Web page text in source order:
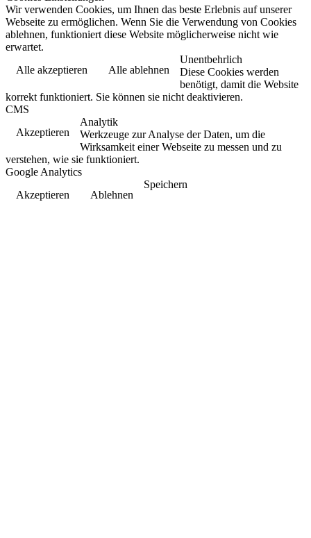
Wir verwenden Cookies, um Ihnen das beste Erlebnis auf unserer
Webseite zu ermöglichen. Wenn Sie die Verwendung von Cookies
ablehnen, funktioniert diese Website möglicherweise nicht wie
erwartet.
Alle akzeptieren
Alle ablehnen
Unentbehrlich
Diese Cookies werden
benötigt, damit die Website
korrekt funktioniert. Sie können sie nicht deaktivieren.
CMS
Akzeptieren
Analytik
Werkzeuge zur Analyse der Daten, um die
Wirksamkeit einer Webseite zu messen und zu
verstehen, wie sie funktioniert.
Google Analytics
Akzeptieren
Ablehnen
Speichern